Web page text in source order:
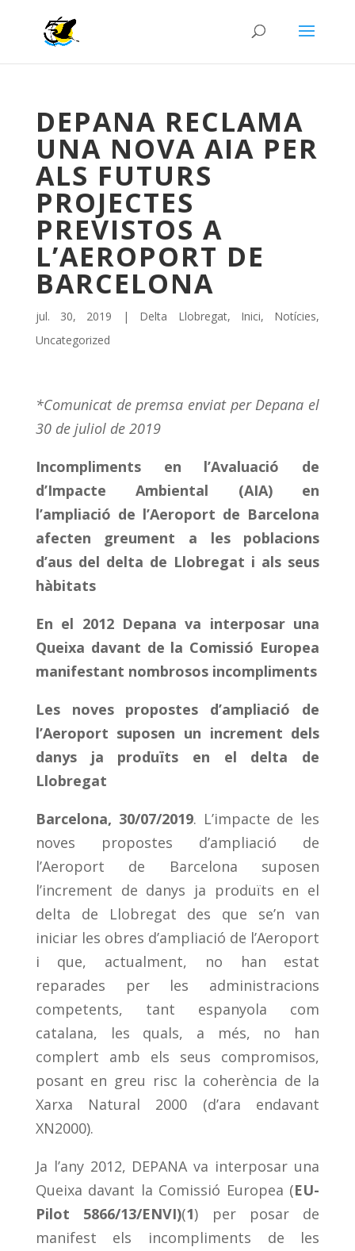
DEPANA RECLAMA
UNA NOVA AIA PER
ALS FUTURS
PROJECTES
PREVISTOS A
L’AEROPORT DE
BARCELONA
jul. 30, 2019 | Delta Llobregat, Inici, Notícies,
Uncategorized
*Comunicat de premsa enviat per Depana el
30 de juliol de 2019
Incompliments en l’Avaluació de
d’Impacte Ambiental (AIA) en
l’ampliació de l’Aeroport de Barcelona
afecten greument a les poblacions
d’aus del delta de Llobregat i als seus
hàbitats
En el 2012 Depana va interposar una
Queixa davant de la Comissió Europea
manifestant nombrosos incompliments
Les noves propostes d’ampliació de
l’Aeroport suposen un increment dels
danys ja produïts en el delta de
Llobregat
Barcelona, 30/07/2019. L’impacte de les
noves propostes d’ampliació de
l’Aeroport de Barcelona suposen
l’increment de danys ja produïts en el
delta de Llobregat des que se’n van
iniciar les obres d’ampliació de l’Aeroport
i que, actualment, no han estat
reparades per les administracions
competents, tant espanyola com
catalana, les quals, a més, no han
complert amb els seus compromisos,
posant en greu risc la coherència de la
Xarxa Natural 2000 (d’ara endavant
XN2000).
Ja l’any 2012, DEPANA va interposar una
Queixa davant la Comissió Europea (EU-
Pilot 5866/13/ENVI)(1) per posar de
manifest els incompliments de les